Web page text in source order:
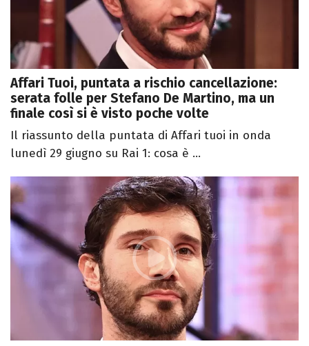
Affari Tuoi, puntata a rischio cancellazione:
serata folle per Stefano De Martino, ma un
finale così si è visto poche volte
Il riassunto della puntata di Affari tuoi in onda
lunedì 29 giugno su Rai 1: cosa è ...